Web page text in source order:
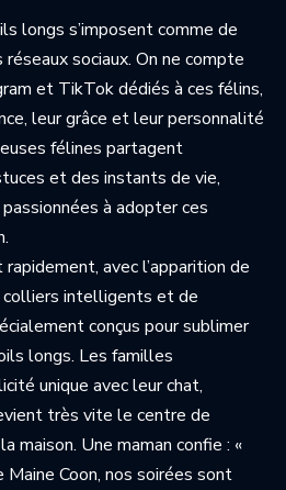
longs s’imposent comme de
sociaux. On ne compte
et TikTok dédiés à ces félins,
leur grâce et leur personnalité
félines partagent
et des instants de vie,
à adopter ces
avec l’apparition de
colliers intelligents et de
conçus pour sublimer
longs. Les familles
unique avec leur chat,
très vite le centre de
maison. Une maman confie : «
Maine Coon, nos soirées sont